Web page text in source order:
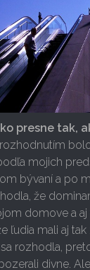
presne tak,
mojich
bývaní a po
že
domove a aj
ľudia mali aj
rozhodla,
divne.